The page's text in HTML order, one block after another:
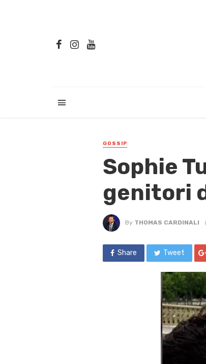
GOSSIP
Sophie
genitori
By THOMAS CARDINALI
Share Tweet